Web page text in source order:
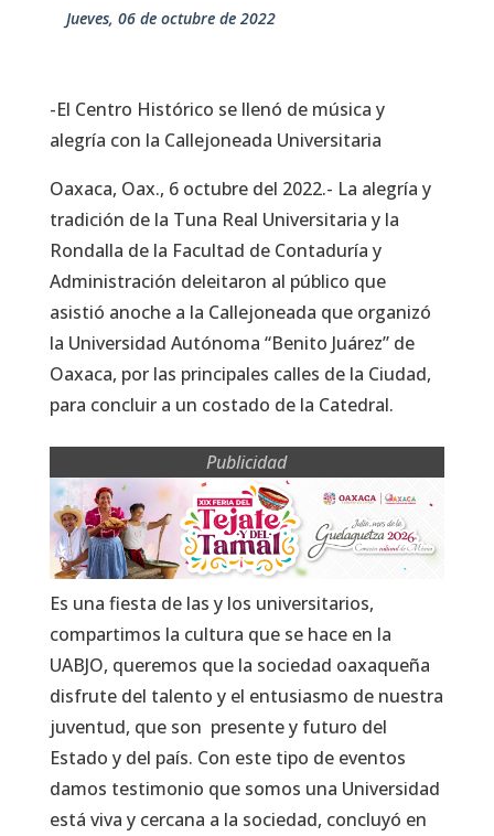
jueves, 06 de octubre de 2022
-El Centro Histórico se llenó de música y
alegría con la Callejoneada Universitaria
Oaxaca, Oax., 6 octubre del 2022.- La alegría y
tradición de la Tuna Real Universitaria y la
Rondalla de la Facultad de Contaduría y
Administración deleitaron al público que
asistió anoche a la Callejoneada que organizó
la Universidad Autónoma “Benito Juárez” de
Oaxaca, por las principales calles de la Ciudad,
para concluir a un costado de la Catedral.
Publicidad
Es una fiesta de las y los universitarios,
compartimos la cultura que se hace en la
UABJO, queremos que la sociedad oaxaqueña
disfrute del talento y el entusiasmo de nuestra
juventud, que son presente y futuro del
Estado y del país. Con este tipo de eventos
damos testimonio que somos una Universidad
está viva y cercana a la sociedad, concluyó en